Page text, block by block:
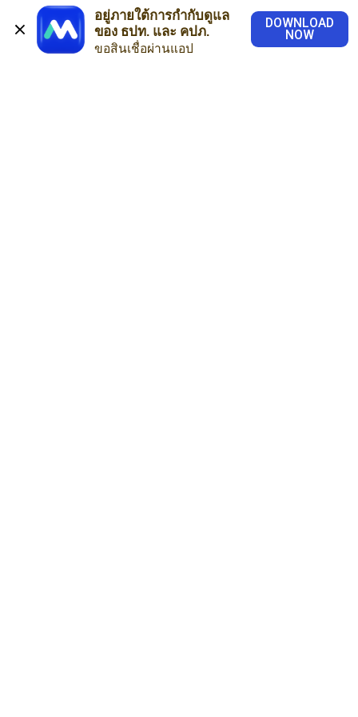
อยู่ภายใต้การกำกับดูแล
ของ ธปท. และ คปภ.
ขอสินเชื่อผ่านแอป
DOWNLOAD
NOW